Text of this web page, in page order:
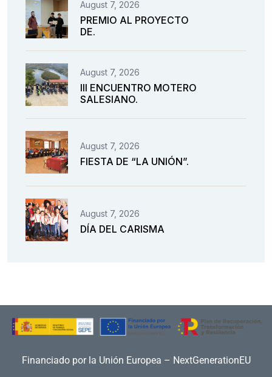
August 7, 2026
PREMIO AL PROYECTO
DE.
August 7, 2026
III ENCUENTRO MOTERO
SALESIANO.
August 7, 2026
FIESTA DE “LA UNIÓN”.
August 7, 2026
DÍA DEL CARISMA
Financiado por la Unión Europea – NextGenerationEU